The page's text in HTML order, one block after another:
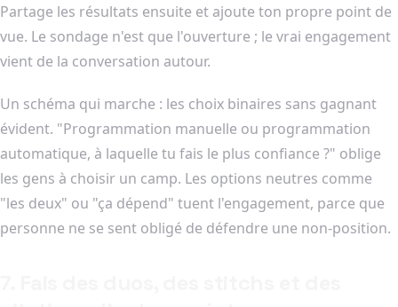
Partage les résultats ensuite et ajoute ton propre point de
vue. Le sondage n'est que l'ouverture ; le vrai engagement
vient de la conversation autour.
Un schéma qui marche : les choix binaires sans gagnant
évident. "Programmation manuelle ou programmation
automatique, à laquelle tu fais le plus confiance ?" oblige
les gens à choisir un camp. Les options neutres comme
"les deux" ou "ça dépend" tuent l'engagement, parce que
personne ne se sent obligé de défendre une non-position.